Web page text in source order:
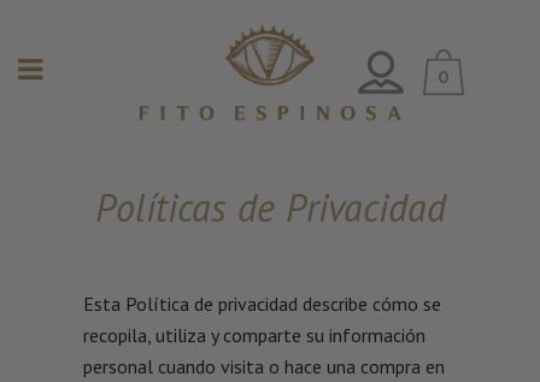
0
Políticas de Privacidad
Esta Política de privacidad describe cómo se
recopila, utiliza y comparte su información
personal cuando visita o hace una compra en